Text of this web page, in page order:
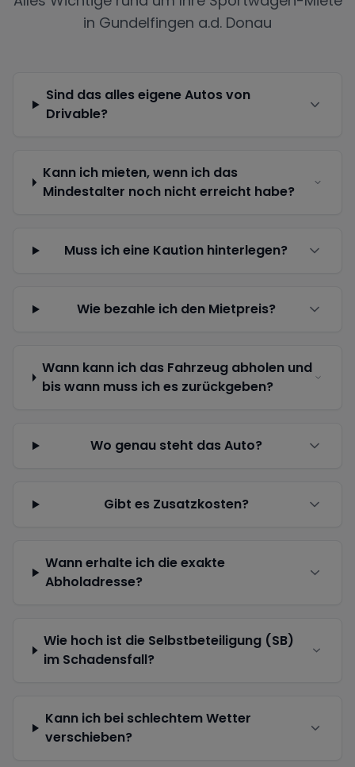
in Gundelfingen a.d. Donau
Sind das alles eigene Autos von
Drivable?
Kann ich mieten, wenn ich das
Mindestalter noch nicht erreicht habe?
Muss ich eine Kaution hinterlegen?
Wie bezahle ich den Mietpreis?
Wann kann ich das Fahrzeug abholen und
bis wann muss ich es zurückgeben?
Wo genau steht das Auto?
Gibt es Zusatzkosten?
Wann erhalte ich die exakte
Abholadresse?
Wie hoch ist die Selbstbeteiligung (SB)
im Schadensfall?
Kann ich bei schlechtem Wetter
verschieben?